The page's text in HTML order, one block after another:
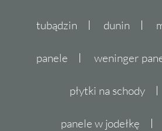
tubądzin dunin
panele weninger
płytki na schody
panele w jodełkę